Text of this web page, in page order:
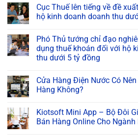
Cục Thuế lên tiếng về đề
hộ kinh doanh doanh thu
Phó Thủ tướng chỉ đạo
dụng thuế khoán đối với hộ
thu dưới 5 tỷ đồng
Cửa Hàng Điện Nước Có
Hàng Không?
Kiotsoft Mini App – Bộ Đôi
Bán Hàng Online Cho Ngành